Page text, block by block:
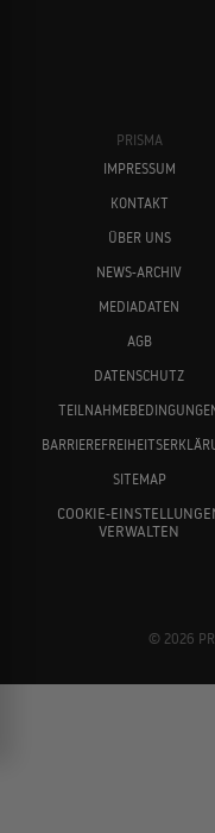
PRISMA
IMPRESSUM
KONTAKT
ÜBER UNS
NEWS-ARCHIV
MEDIADATEN
AGB
DATENSCHUTZ
SITEMAP
COOKIE-
VERWALTEN
© 2026